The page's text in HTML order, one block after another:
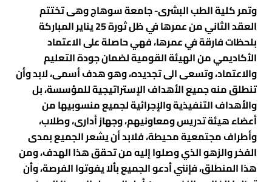
وحدة ابحاث حيوانات التجارب
كلية الطب جامعة المنوفية
كلية الطب بقنا جامعة جنوب الوادى
كلية الطب بالإسماعيلية جامعة قناة السويس
كلية الطب جامعة الزقازيق
كلية الطب جامعة بنها
وتمر كلية الطب البشرى- جامعة سوهاج وهى تختتم
العقد الثاني من عمرها في ظل ثورة 25 يناير المباركة
بلحظات فارقة في عمرها، فهي حاصلة على الاعتماد
الأكاديمي من الهيئة القومية لضمان جودة التعليم
والاعتماد، وتسعى الى تجديده، وهو هدف أسمى، لابد وأن
تنطلق منه جميع الأهداف الإستراتيجية للمؤسسة، بل
والأهداف التنفيذية والإجرائية لجميع منسوبيها من
أعضاء هيئة تدريس ومعاونيهم، وجهاز أدارى، وطلاب،
وأطراف مجتمعية محيطة، فلابد أن يشعر الجميع بمدى
الفخر والزهو الذي وصلوا إليه من تحقق هذا الهدف، ومن
هذا المنطلق، فإنني أدعو الجميع بألا يفوتوا الفرصة، وأن